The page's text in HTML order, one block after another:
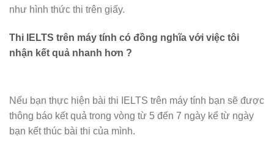
như hình thức thi trên giấy.
Thi IELTS trên máy tính có đồng nghĩa với việc tôi
nhận kết quả nhanh hơn ?
Nếu bạn thực hiện bài thi IELTS trên máy tính bạn sẽ được
thông báo kết quả trong vòng từ 5 đến 7 ngày kể từ ngày
bạn kết thúc bài thi của mình.